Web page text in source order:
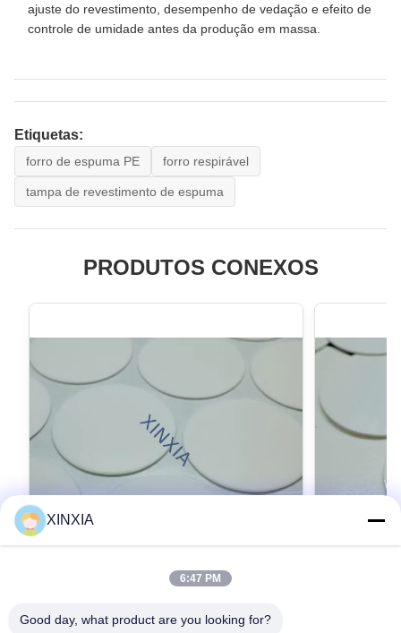
ajuste do revestimento, desempenho de vedação e efeito de
controle de umidade antes da produção em massa.
Etiquetas:
forro de espuma PE forro respirável
tampa de revestimento de espuma
PRODUTOS CONEXOS
tampas de frascos de creme cosmético
XINXIA
6:47 PM
Good day, what product are you looking for?